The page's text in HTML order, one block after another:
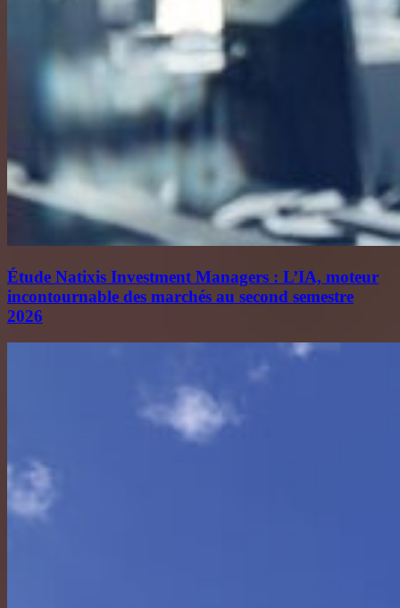
Étude Natixis Investment Managers : L’IA, moteur
incontournable des marchés au second semestre
2026